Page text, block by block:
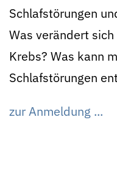
Schlafstörungen
Was verändert
Krebs? Was kann
Schlafstörungen
zur Anmeldung ...